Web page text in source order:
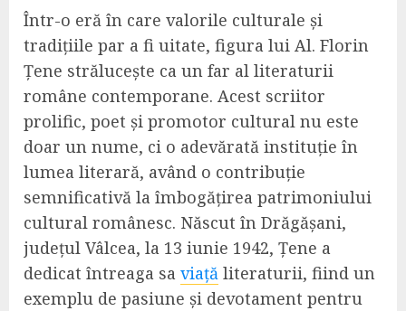
Într-o eră în care valorile culturale și
tradițiile par a fi uitate, figura lui Al. Florin
Țene strălucește ca un far al literaturii
române contemporane. Acest scriitor
prolific, poet și promotor cultural nu este
doar un nume, ci o adevărată instituție în
lumea literară, având o contribuție
semnificativă la îmbogățirea patrimoniului
cultural românesc. Născut în Drăgășani,
județul Vâlcea, la 13 iunie 1942, Țene a
dedicat întreaga sa viață literaturii, fiind un
exemplu de pasiune și devotament pentru